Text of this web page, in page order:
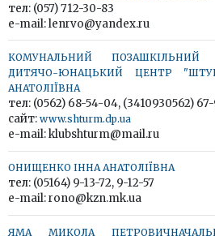
тел: (057) 712-30-83
e-mail: lenrvo@yandex.ru
КОМУНАЛЬНИЙ ПОЗАШКІЛЬНИЙ
ДИТЯЧО-ЮНАЦЬКИЙ ЦЕНТР
АНАТОЛІЇВНА
тел: (0562) 68-54-04, (3410930562)
сайт: www.shturm.dp.ua
e-mail: klubshturm@mail.ru
ОНИЩЕНКО ІННА АНАТОЛІЇВНА
тел: (05164) 9-13-72, 9-12-57
e-mail: rono@kzn.mk.ua
ЯМА МИКОЛА